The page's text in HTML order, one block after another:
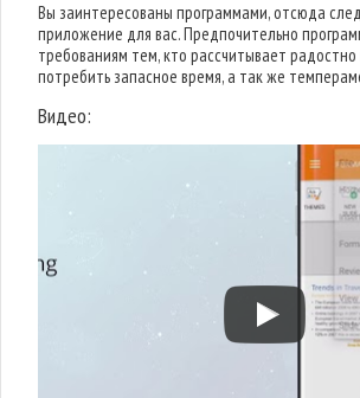
Вы заинтересованы программами, отсюда
приложение для вас. Предпочительно
требованиям тем, кто рассчитывает
потребить запасное время, а так же
Видео: